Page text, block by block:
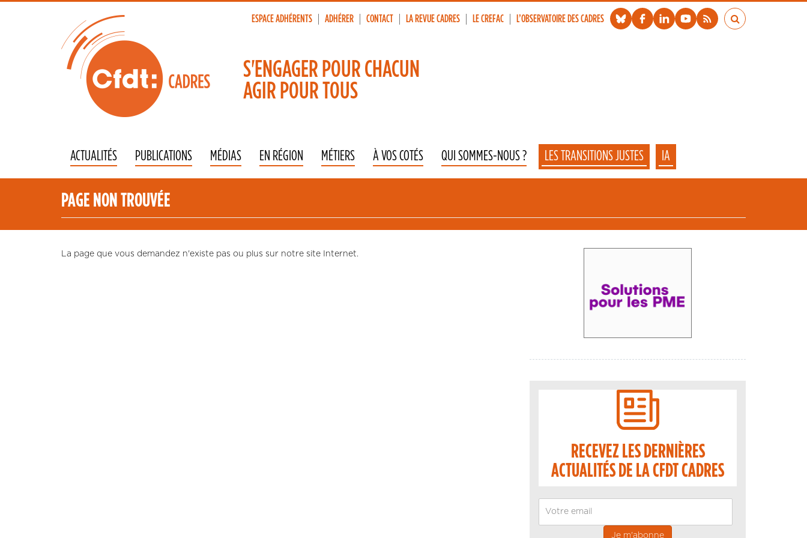
ESPACE ADHÉRENTS ADHÉRER CONTACT LA REVUE CADRES LE CREFAC L’OBSERVATOIRE DES CADRES
S'ENGAGER POUR CHACUN
AGIR POUR TOUS
ACTUALITÉS PUBLICATIONS MÉDIAS EN RÉGION MÉTIERS À VOS COTÉS QUI SOMMES-NOUS ? LES TRANSITIONS JUSTES IA
PAGE NON TROUVÉE
La page que vous demandez n'existe pas ou plus sur notre site Internet.
RECEVEZ LES DERNIÈRES
ACTUALITÉS DE LA CFDT CADRES